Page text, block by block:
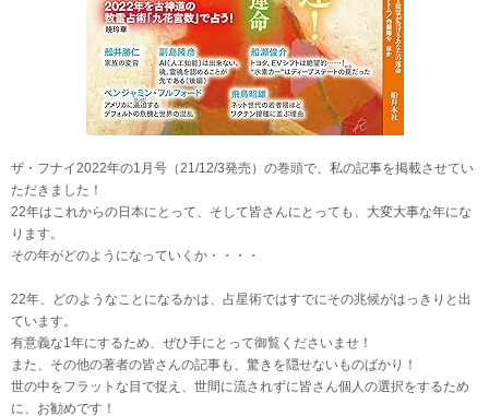
ザ・フナイ2022年の1月号（21/12/3発売）の巻頭で、私の記事を掲載させてい
ただきました！
22年はこれからの日本にとって、そして皆さんにとっても、大変大事な年にな
ります。
その年がどのようになっていくか・・・・
22年、どのようなことになるかは、占星術ではすでにその兆候がはっきりと出
ています。
有意義な1年にするため、ぜひ手にとって御覧くださいませ！
また、その他の著者の皆さんの記事も、驚きを隠せないものばかり！
世の中をフラットな目で捉え、世間に流されずに皆さん個人の選択をするため
に、お勧めです！